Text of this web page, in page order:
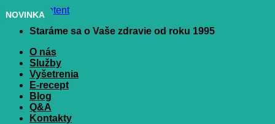
Skip to content
Staráme sa o Vaše zdravie od roku 1995
O nás
Služby
Vyšetrenia
E-recept
Blog
Q&A
Kontakty
NOVINKA